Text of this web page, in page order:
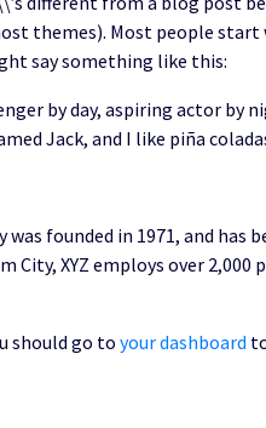
themes). Most people
say something like this:
by day, aspiring actor by
Jack, and I like piña
was founded in 1971, and
City, XYZ employs over
should go to your dashboard